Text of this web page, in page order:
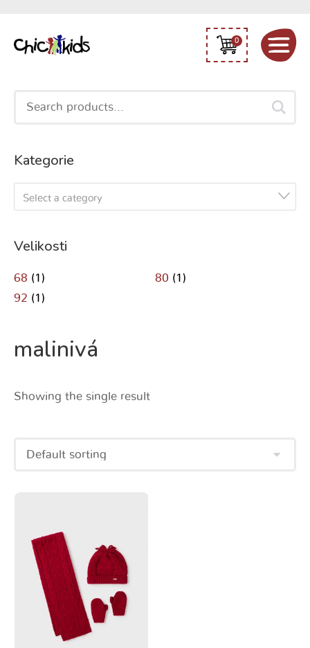
0
Search
Kategorie
Select a category
Velikosti
68 (1) 80 (1)
92 (1)
malinivá
Showing the single result